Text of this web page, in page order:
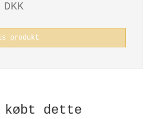
produkt
købt dette